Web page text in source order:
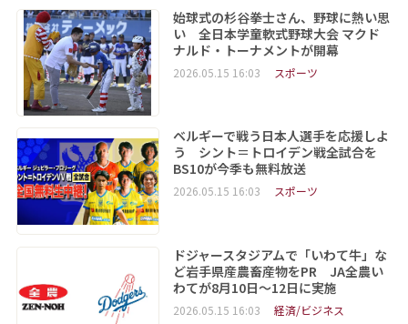
始球式の杉谷拳士さん、野球に熱い思
い 全日本学童軟式野球大会 マクド
ナルド・トーナメントが開幕
2026.05.15 16:03 スポーツ
ベルギーで戦う日本人選手を応援しよ
う シント＝トロイデン戦全試合を
BS10が今季も無料放送
2026.05.15 16:03 スポーツ
ドジャースタジアムで「いわて牛」な
ど岩手県産農畜産物をPR JA全農い
わてが8月10日～12日に実施
2026.05.15 16:03 経済/ビジネス